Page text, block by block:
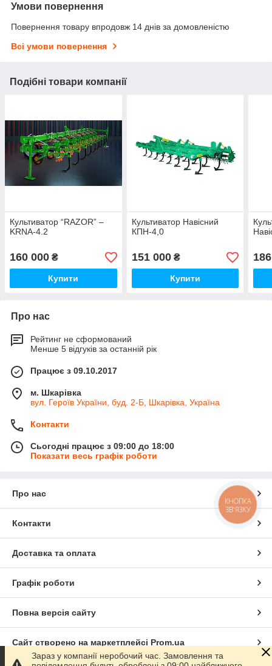
Умови повернення
Повернення товару впродовж 14 днів за домовленістю
Всі умови повернення
Подібні товари компанії
Культиватор “RAZOR” –
KRNA-4.2
160 000 ₴
Купити
Культиватор Навісний
КПН-4,0
151 000₴
Купити
Про нас
Рейтинг не сформований
Менше 5 відгуків за останній рік
Працює з 09.10.2017
м. Шкарівка
вул. Героїв України, буд. 2-Б, Шкарівка, Україна
Контакти
Сьогодні працює з 09:00 до 18:00
Показати весь графік роботи
Про нас
Контакти
Доставка та оплата
Графік роботи
Повна версія сайту
Сайт створено на маркетплейсі Prom.ua
Зараз у компанії неробочий час. Замовлення та
КНОПКА
ЗВ'ЯЗКУ